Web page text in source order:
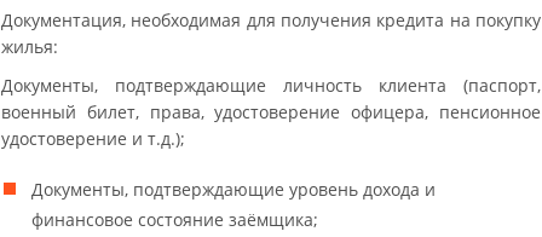
Документация, необходимая для получения кредита на покупку
жилья:
Документы, подтверждающие личность клиента (паспорт,
военный билет, права, удостоверение офицера, пенсионное
удостоверение и т.д.);
Документы, подтверждающие уровень дохода и
финансовое состояние заёмщика;